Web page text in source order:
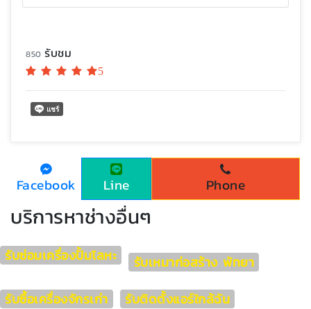
850 รับชม
5
Facebook Line Phone
บริการหาช่างอื่นๆ
รับซ่อมเครื่องปั้มโลหะ
รับเหมาก่อสร้าง พัทยา
รับซื้อเครื่องจักรเก่า
รับติดตั้งแอร์ใกล้ฉัน